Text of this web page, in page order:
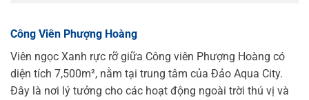
Công Viên Phượng Hoàng
Viên ngọc Xanh rực rỡ giữa Công viên Phượng Hoàng có
diện tích 7,500m², nằm tại trung tâm của Đảo Aqua City.
Đây là nơi lý tưởng cho các hoạt động ngoài trời thú vị và